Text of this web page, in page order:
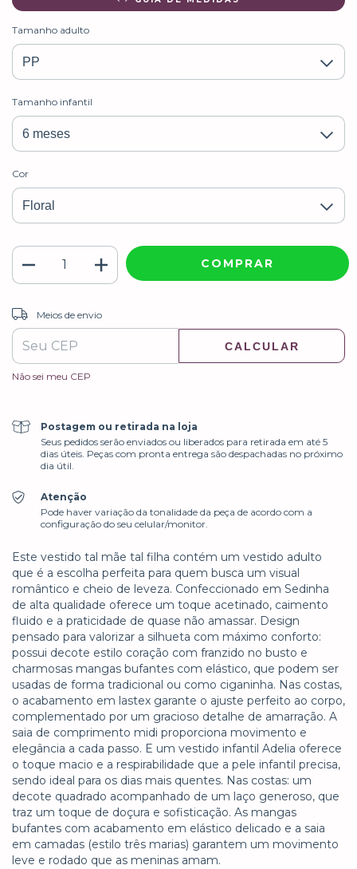
Tamanho adulto
Tamanho infantil
Cor
Entregas para o CEP:
Meios de envio
CALCULAR
Não sei meu CEP
Postagem ou retirada na loja
Seus pedidos serão enviados ou liberados para retirada em até 5
dias úteis. Peças com pronta entrega são despachadas no próximo
dia útil.
Atenção
Pode haver variação da tonalidade da peça de acordo com a
configuração do seu celular/monitor.
Este vestido tal mãe tal filha contém um vestido adulto
que é a escolha perfeita para quem busca um visual
romântico e cheio de leveza. Confeccionado em Sedinha
de alta qualidade oferece um toque acetinado, caimento
fluido e a praticidade de quase não amassar. Design
pensado para valorizar a silhueta com máximo conforto:
possui decote estilo coração com franzido no busto e
charmosas mangas bufantes com elástico, que podem ser
usadas de forma tradicional ou como ciganinha. Nas costas,
o acabamento em lastex garante o ajuste perfeito ao corpo,
complementado por um gracioso detalhe de amarração. A
saia de comprimento midi proporciona movimento e
elegância a cada passo. E um vestido infantil Adelia oferece
o toque macio e a respirabilidade que a pele infantil precisa,
sendo ideal para os dias mais quentes. Nas costas: um
decote quadrado acompanhado de um laço generoso, que
traz um toque de doçura e sofisticação. As mangas
bufantes com acabamento em elástico delicado e a saia
em camadas (estilo três marias) garantem um movimento
leve e rodado que as meninas amam.